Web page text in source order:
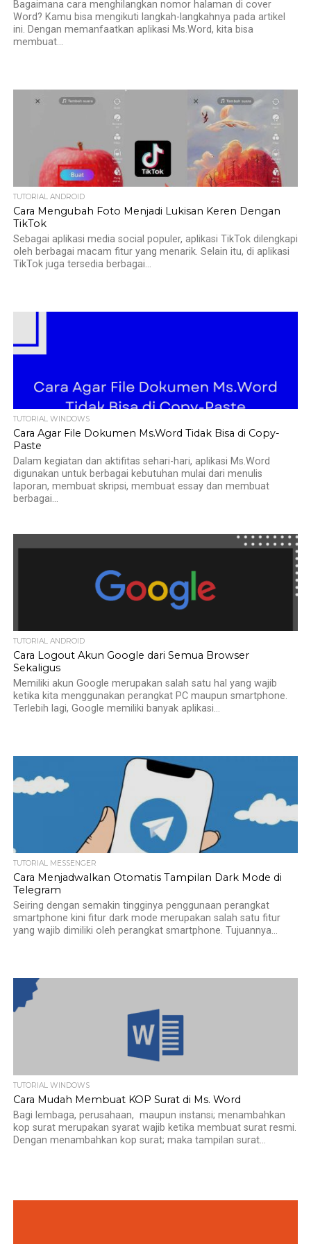
Bagaimana cara menghilangkan nomor halaman di cover
Word? Kamu bisa mengikuti langkah-langkahnya pada artikel
ini. Dengan memanfaatkan aplikasi Ms.Word, kita bisa
membuat...
TUTORIAL ANDROID
Cara Mengubah Foto Menjadi Lukisan Keren Dengan
TikTok
Sebagai aplikasi media social populer, aplikasi TikTok dilengkapi
oleh berbagai macam fitur yang menarik. Selain itu, di aplikasi
TikTok juga tersedia berbagai...
TUTORIAL WINDOWS
Cara Agar File Dokumen Ms.Word Tidak Bisa di Copy-
Paste
Dalam kegiatan dan aktifitas sehari-hari, aplikasi Ms.Word
digunakan untuk berbagai kebutuhan mulai dari menulis
laporan, membuat skripsi, membuat essay dan membuat
berbagai...
TUTORIAL ANDROID
Cara Logout Akun Google dari Semua Browser
Sekaligus
Memiliki akun Google merupakan salah satu hal yang wajib
ketika kita menggunakan perangkat PC maupun smartphone.
Terlebih lagi, Google memiliki banyak aplikasi...
TUTORIAL MESSENGER
Cara Menjadwalkan Otomatis Tampilan Dark Mode di
Telegram
Seiring dengan semakin tingginya penggunaan perangkat
smartphone kini fitur dark mode merupakan salah satu fitur
yang wajib dimiliki oleh perangkat smartphone. Tujuannya...
TUTORIAL WINDOWS
Cara Mudah Membuat KOP Surat di Ms. Word
Bagi lembaga, perusahaan, maupun instansi; menambahkan
kop surat merupakan syarat wajib ketika membuat surat resmi.
Dengan menambahkan kop surat; maka tampilan surat...